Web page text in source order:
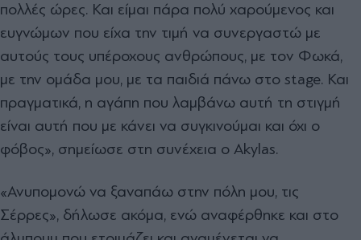
πολλές ώρες. Και είμαι πάρα πολύ χαρούμενος και
ευγνώμων που είχα την τιμή να συνεργαστώ με
αυτούς τους υπέροχους ανθρώπους, με τον Φωκά,
με την ομάδα μου, με τα παιδιά πάνω στο stage. Και
πραγματικά, η αγάπη που λαμβάνω αυτή τη στιγμή
είναι αυτή που με κάνει να συγκινούμαι και όχι ο
φόβος», σημείωσε στη συνέχεια ο Akylas.
«Ανυπομονώ να ξαναπάω στην πόλη μου, τις
Σέρρες», δήλωσε ακόμα, ενώ αναφέρθηκε και στο